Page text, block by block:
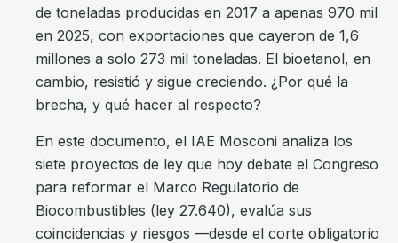
de toneladas producidas en 2017 a apenas 970 mil
en 2025, con exportaciones que cayeron de 1,6
millones a solo 273 mil toneladas. El bioetanol, en
cambio, resistió y sigue creciendo. ¿Por qué la
brecha, y qué hacer al respecto?
En este documento, el IAE Mosconi analiza los
siete proyectos de ley que hoy debate el Congreso
para reformar el Marco Regulatorio de
Biocombustibles (ley 27.640), evalúa sus
coincidencias y riesgos —desde el corte obligatorio